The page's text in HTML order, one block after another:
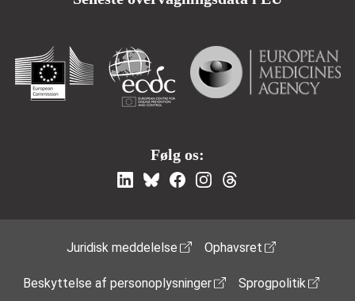
Følg os:
Footer Menu
Juridisk meddelelse Ophavsret
Beskyttelse af personoplysninger Sprogpolitik